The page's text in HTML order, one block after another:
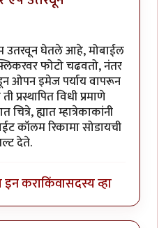
उतरवून घेतले आहे, मोबाईल
फोटो चढवतो, नंतर
ओपन इमेज पर्याय वापरून
विधी प्रमाणे
ह्यात म्हात्रेकाकांनी
कॉलम रिकामा सोडायची
देते.
इन कराकिंवासदस्य व्हा